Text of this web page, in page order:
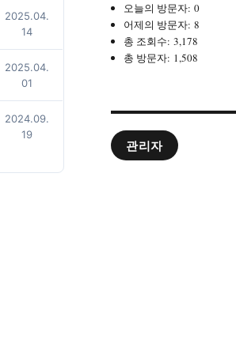
2025.04.
14
2025.04.
01
2024.09.
19
오늘의 방문자:0
어제의 방문자:8
총 조회수:3,178
총 방문자: 1,508
관리자